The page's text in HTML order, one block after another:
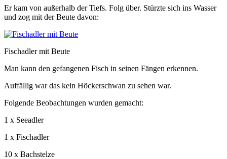
Er kam von außerhalb der Tiefs. Folg über. Stürzte sich ins Wasser
und zog mit der Beute davon:
Fischadler mit Beute
Man kann den gefangenen Fisch in seinen Fängen erkennen.
Auffällig war das kein Höckerschwan zu sehen war.
Folgende Beobachtungen wurden gemacht:
1 x Seeadler
1 x Fischadler
10 x Bachstelze